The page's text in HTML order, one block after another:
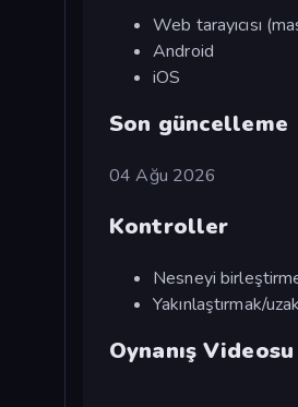
Web tarayıcısı
Android
iOS
Son güncelleme
04 Ağu 2026
Kontroller
Nesneyi
Yakınlaştırmak/
Oynanış Videosu